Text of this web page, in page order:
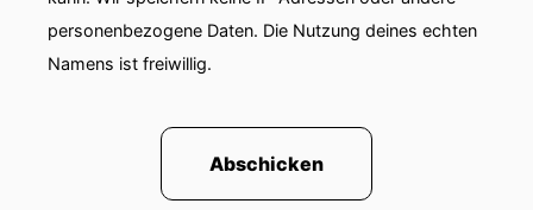
personenbezogene Daten. Die Nutzung deines echten
Namens ist freiwillig.
Abschicken